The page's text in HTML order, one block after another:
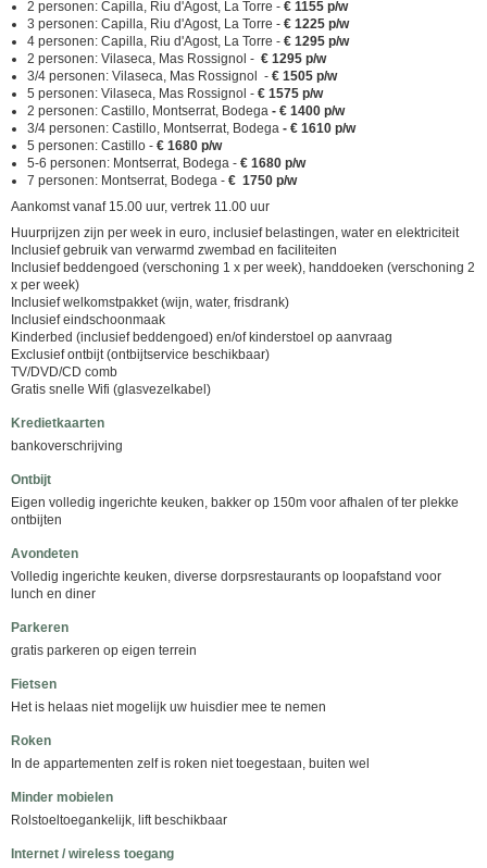
2 personen: Capilla, Riu d'Agost, La Torre - € 1155 p/w
3 personen: Capilla, Riu d'Agost, La Torre - € 1225 p/w
4 personen: Capilla, Riu d'Agost, La Torre - € 1295 p/w
2 personen: Vilaseca, Mas Rossignol - € 1295 p/w
3/4 personen: Vilaseca, Mas Rossignol - € 1505 p/w
5 personen: Vilaseca, Mas Rossignol - € 1575 p/w
2 personen: Castillo, Montserrat, Bodega - € 1400 p/w
3/4 personen: Castillo, Montserrat, Bodega - € 1610 p/w
5 personen: Castillo - € 1680 p/w
5-6 personen: Montserrat, Bodega - € 1680 p/w
7 personen: Montserrat, Bodega - € 1750 p/w
Aankomst vanaf 15.00 uur, vertrek 11.00 uur
Huurprijzen zijn per week in euro, inclusief belastingen, water en elektriciteit
Inclusief gebruik van verwarmd zwembad en faciliteiten
Inclusief beddengoed (verschoning 1 x per week), handdoeken (verschoning 2
x per week)
Inclusief welkomstpakket (wijn, water, frisdrank)
Inclusief eindschoonmaak
Kinderbed (inclusief beddengoed) en/of kinderstoel op aanvraag
Exclusief ontbijt (ontbijtservice beschikbaar)
TV/DVD/CD comb
Gratis snelle Wifi (glasvezelkabel)
Kredietkaarten
bankoverschrijving
Ontbijt
Eigen volledig ingerichte keuken, bakker op 150m voor afhalen of ter plekke
ontbijten
Avondeten
Volledig ingerichte keuken, diverse dorpsrestaurants op loopafstand voor
lunch en diner
Parkeren
gratis parkeren op eigen terrein
Fietsen
Het is helaas niet mogelijk uw huisdier mee te nemen
Roken
In de appartementen zelf is roken niet toegestaan, buiten wel
Minder mobielen
Rolstoeltoegankelijk, lift beschikbaar
Internet / wireless toegang